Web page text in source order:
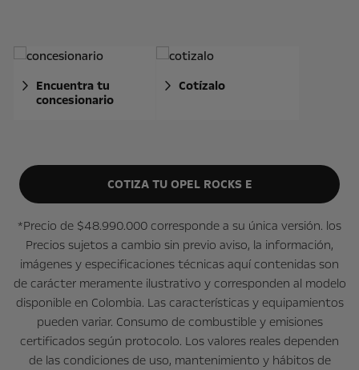
Encuentra tu
concesionario
Cotízalo
COTIZA TU OPEL ROCKS E
*Precio de $48.990.000 corresponde a su única versión. los
Precios sujetos a cambio sin previo aviso, la información,
imágenes y especificaciones técnicas aquí contenidas son
de carácter meramente ilustrativo y corresponden al modelo
disponible en Colombia. Las características y equipamientos
pueden variar. Consumo de combustible y emisiones
certificados según protocolo. Los valores reales dependen
de las condiciones de uso, mantenimiento y hábitos de